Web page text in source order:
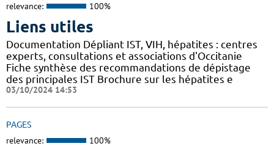
relevance: 100%
Liens utiles
Documentation Dépliant IST, VIH, hépatites : centres
experts, consultations et associations d'Occitanie
Fiche synthèse des recommandations de dépistage
des principales IST Brochure sur les hépatites e
03/10/2024 14:53
PAGES
relevance: 100%